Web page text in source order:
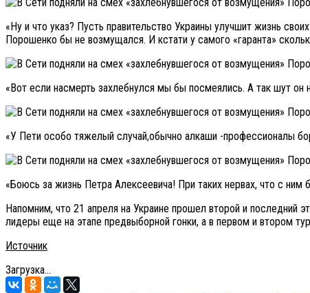
«Ну и что указ? Пусть правительство Украины улучшит жизнь
Порошенко бы не возмущался. И кстати у самого «гаранта»
«Вот если насмерть захлебнулся мы бы посмеялись. А так шут он
«У Пети особо тяжелый случай,обычно алкаши -профессионалы
«Боюсь за жизнь Петра Алексеевича! При таких нервах, что с ним
Напомним, что 21 апреля на Украине прошел второй и последний
лидеры еще на этапе предвыборной гонки, а в первом и втором
Источник
Загрузка...